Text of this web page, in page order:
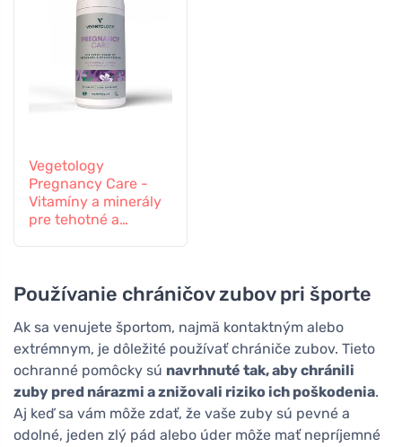
Vegetology
Pregnancy Care -
Vitamíny a minerály
pre tehotné a
Používanie chráničov zubov pri športe
Ak sa venujete športom, najmä kontaktným alebo
extrémnym, je dôležité používať chrániče zubov. Tieto
ochranné pomôcky sú navrhnuté tak, aby chránili
zuby pred nárazmi a znižovali riziko ich poškodenia.
Aj keď sa vám môže zdať, že vaše zuby sú pevné a
odolné, jeden zlý pád alebo úder môže mať nepríjemné